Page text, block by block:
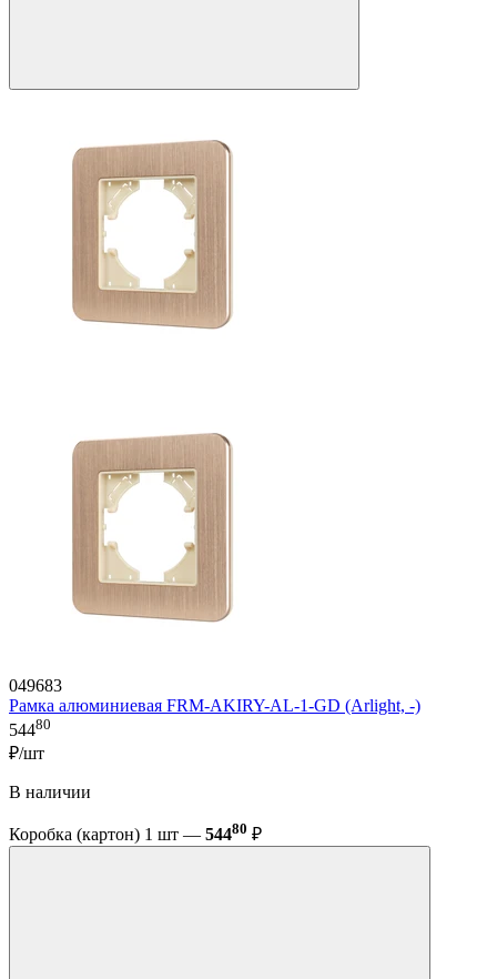
049683
Рамка алюминиевая FRM-AKIRY-AL-1-GD (Arlight, -)
54480
₽/шт
В наличии
Коробка (картон) 1 шт — 54480 ₽